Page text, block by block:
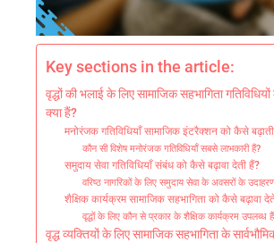
Key sections in the article:
वृद्धों की भलाई के लिए सामाजिक सहभागिता
क्या हैं?
मनोरंजक गतिविधियाँ सामाजिक इंटरैक्शन को कैसे
कौन सी विशेष मनोरंजक गतिविधियाँ सबसे लाभकारी हैं?
समुदाय सेवा गतिविधियाँ संबंध को कैसे बढ़ावा देती हैं?
वरिष्ठ नागरिकों के लिए समुदाय सेवा के अवसरों के
शैक्षिक कार्यक्रम सामाजिक सहभागिता को कैसे बढ़ावा
वृद्धों के लिए कौन से प्रकार के शैक्षिक कार्यक्रम उपलब्ध
वृद्ध व्यक्तियों के लिए सामाजिक सहभागिता के